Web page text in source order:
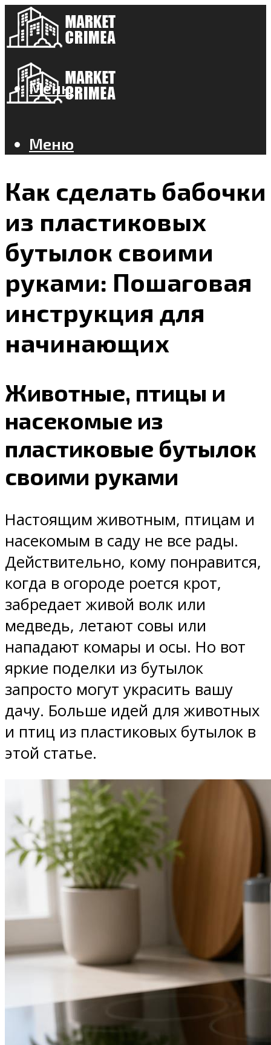
Меню
Меню
Как сделать бабочки
из пластиковых
бутылок своими
руками: Пошаговая
инструкция для
начинающих
Животные, птицы и
насекомые из
пластиковые бутылок
своими руками
Настоящим животным, птицам и
насекомым в саду не все рады.
Действительно, кому понравится,
когда в огороде роется крот,
забредает живой волк или
медведь, летают совы или
нападают комары и осы. Но вот
яркие поделки из бутылок
запросто могут украсить вашу
дачу. Больше идей для животных
и птиц из пластиковых бутылок в
этой статье.